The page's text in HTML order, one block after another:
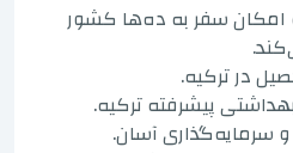
امکان سفر به ده‌ها کشور
در ترکیه.
پیشرفته ترکیه.
آسان.